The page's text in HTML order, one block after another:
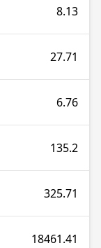
8.13
27.71
6.76
135.2
325.71
18461.41